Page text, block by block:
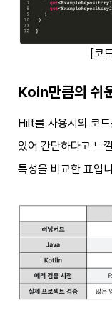
[코
Koin만큼의 쉬
Hilt를 사용시의 코
있어 간단하다고 느
특성을 비교한 표입